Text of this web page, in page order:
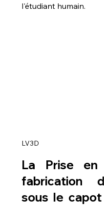
l'étudiant humain.
LV3D
La Prise
fabrication
sous le